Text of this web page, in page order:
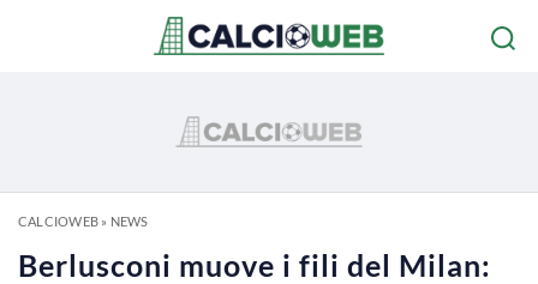
CALCIOWEB» NEWS
Berlusconi muove i fili del Milan: